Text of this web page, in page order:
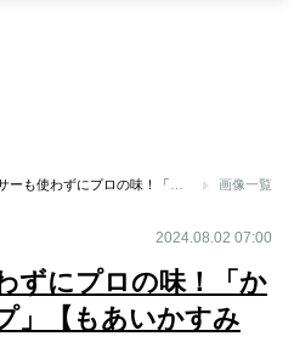
画像一覧
2024.08.02 07:00
ずにプロの味！「か
」【もあいかすみ